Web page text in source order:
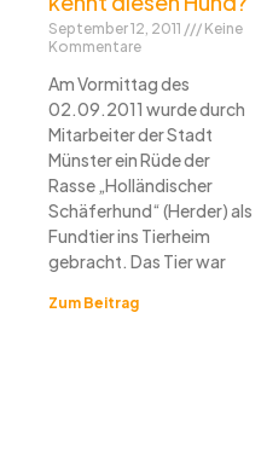
September 12, 2011
Keine
Kommentare
Am Vormittag des
02.09.2011 wurde durch
Mitarbeiter der Stadt
Münster ein Rüde der
Rasse „Holländischer
Schäferhund“ (Herder) als
Fundtier ins Tierheim
gebracht. Das Tier war
Zum Beitrag